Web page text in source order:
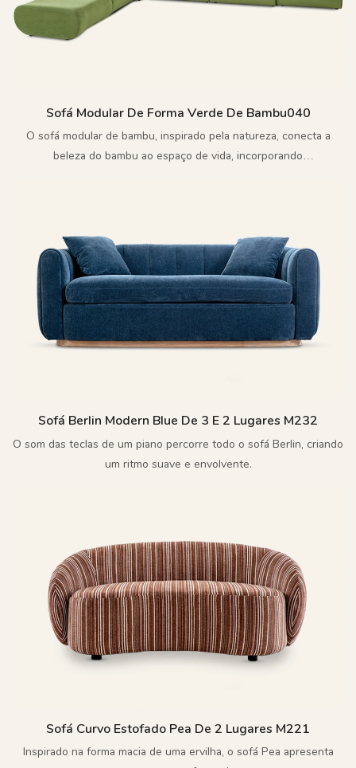
Sofá Modular De Forma Verde De Bambu040
O sofá modular de bambu, inspirado pela natureza, conecta a
beleza do bambu ao espaço de vida, incorporando
Sofá Berlin Modern Blue De 3 E 2 Lugares M232
O som das teclas de um piano percorre todo o sofá Berlin, criando
um ritmo suave e envolvente.
Sofá Curvo Estofado Pea De 2 Lugares M221
Inspirado na forma macia de uma ervilha, o sofá Pea apresenta